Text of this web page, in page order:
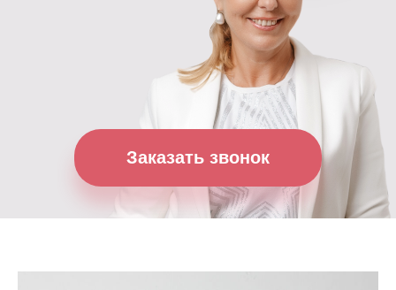
Заказать звонок